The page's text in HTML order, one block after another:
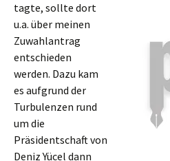
tagte, sollte dort
u.a. über meinen
Zuwahlantrag
entschieden
werden. Dazu kam
es aufgrund der
Turbulenzen rund
um die
Präsidentschaft von
Deniz Yücel dann